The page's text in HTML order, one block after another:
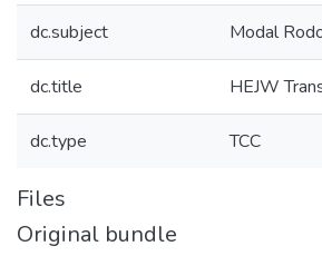
dc.subject Modal
dc.title HEJW
dc.type TCC
Files
Original bundle